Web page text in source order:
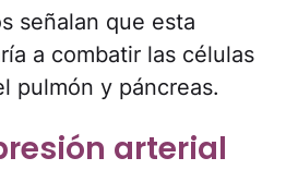
señalan que esta
a combatir las células
pulmón y páncreas.
arterial